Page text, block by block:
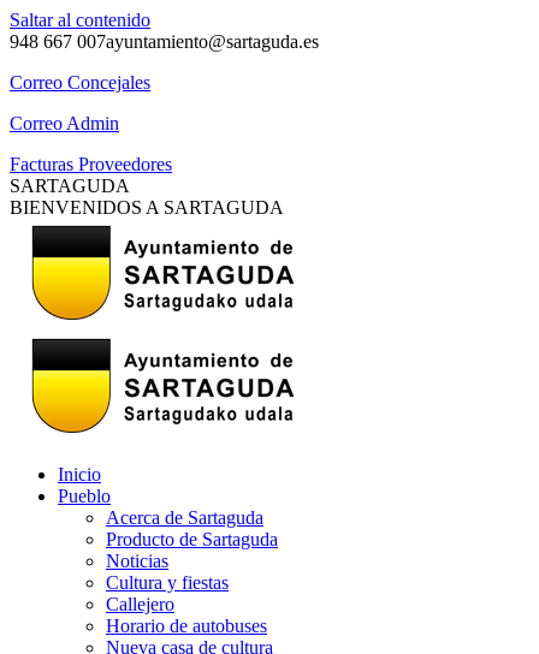
Saltar al contenido
948 667 007ayuntamiento@sartaguda.es
Correo Concejales
Correo Admin
Facturas Proveedores
SARTAGUDA
BIENVENIDOS A SARTAGUDA
Inicio
Pueblo
Acerca de Sartaguda
Producto de Sartaguda
Noticias
Cultura y fiestas
Callejero
Horario de autobuses
Nueva casa de cultura